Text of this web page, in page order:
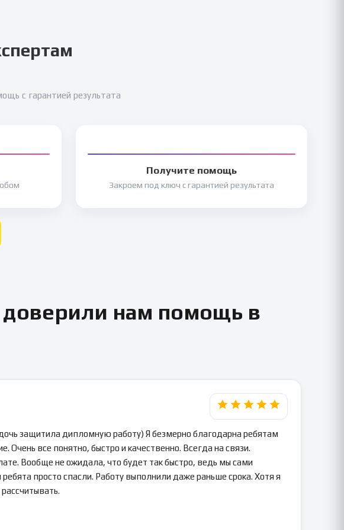
с гарантией результата
Получите помощь
Закроем под ключ с гарантией результата
нам помощь в
защитила дипломную работу) Я безмерно благодарна ребятам
Очень все понятно, быстро и качественно. Всегда на связи.
Вообще не ожидала, что будет так быстро, ведь мы сами
ребята просто спасли. Работу выполнили даже раньше срока. Хотя я